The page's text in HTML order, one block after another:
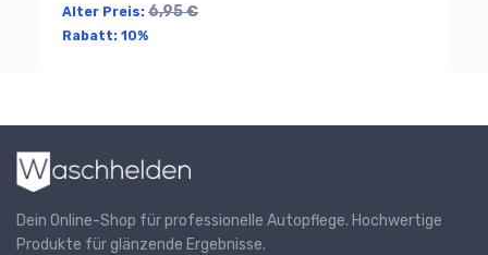
Alter Preis: 6,95 €
Rabatt: 10%
Dein Online-Shop für professionelle Autopflege. Hochwertige
Produkte für glänzende Ergebnisse.